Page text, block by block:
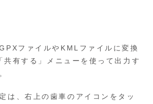
ファイルやKMLファイルに変換
有する」メニューを使って出力す
は、右上の歯車のアイコンをタッ